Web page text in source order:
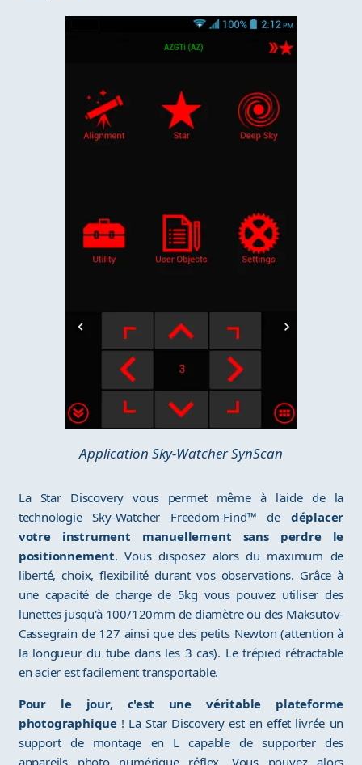
Application Sky-Watcher SynScan
La Star Discovery vous permet même à l'aide de la
technologie Sky-Watcher Freedom-Find™ de déplacer
votre instrument manuellement sans perdre le
positionnement. Vous disposez alors du maximum de
liberté, choix, flexibilité durant vos observations. Grâce à
une capacité de charge de 5kg vous pouvez utiliser des
lunettes jusqu'à 100/120mm de diamètre ou des Maksutov-
Cassegrain de 127 ainsi que des petits Newton (attention à
la longueur du tube dans les 3 cas). Le trépied rétractable
en acier est facilement transportable.
Pour le jour, c'est une véritable plateforme
photographique ! La Star Discovery est en effet livrée un
support de montage en L capable de supporter des